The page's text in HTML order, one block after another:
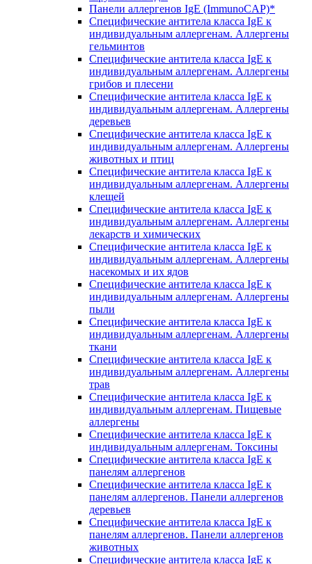
Панели аллергенов IgE (ImmunoCAP)*
Специфические антитела класса IgE к
индивидуальным аллергенам. Аллергены
гельминтов
Специфические антитела класса IgE к
индивидуальным аллергенам. Аллергены
грибов и плесени
Специфические антитела класса IgE к
индивидуальным аллергенам. Аллергены
деревьев
Специфические антитела класса IgE к
индивидуальным аллергенам. Аллергены
животных и птиц
Специфические антитела класса IgE к
индивидуальным аллергенам. Аллергены
клещей
Специфические антитела класса IgE к
индивидуальным аллергенам. Аллергены
лекарств и химических
Специфические антитела класса IgE к
индивидуальным аллергенам. Аллергены
насекомых и их ядов
Специфические антитела класса IgE к
индивидуальным аллергенам. Аллергены
пыли
Специфические антитела класса IgE к
индивидуальным аллергенам. Аллергены
ткани
Специфические антитела класса IgE к
индивидуальным аллергенам. Аллергены
трав
Специфические антитела класса IgE к
индивидуальным аллергенам. Пищевые
аллергены
Специфические антитела класса IgE к
индивидуальным аллергенам. Токсины
Специфические антитела класса IgE к
панелям аллергенов
Специфические антитела класса IgE к
панелям аллергенов. Панели аллергенов
деревьев
Специфические антитела класса IgE к
панелям аллергенов. Панели аллергенов
животных
Специфические антитела класса IgE к